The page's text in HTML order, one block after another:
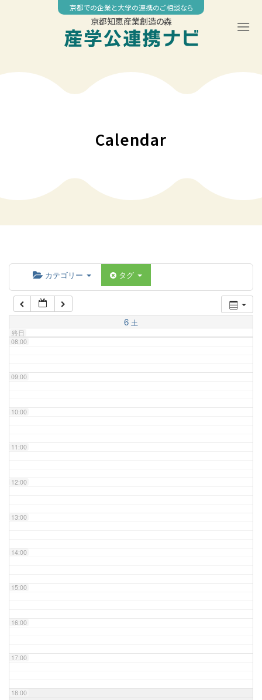
京都での企業と大学の連携のご相談なら
京都知恵産業創造の森
Calendar
カテゴリー タグ
6 土
終日
04:00
07:00
08:00
09:00
10:00
11:00
12:00
13:00
14:00
15:00
16:00
17:00
18:00